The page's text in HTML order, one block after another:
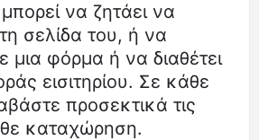
να ζητάει να
σελίδα του, ή να
μια φόρμα ή να διαθέτει
εισιτηρίου. Σε κάθε
προσεκτικά τις
καταχώρηση.